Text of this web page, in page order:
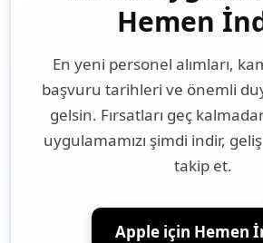
Hemen
En yeni personel alımları,
başvuru tarihleri ve önemli
gelsin. Fırsatları geç
uygulamamızı şimdi indir,
takip et.
Apple için Hemen